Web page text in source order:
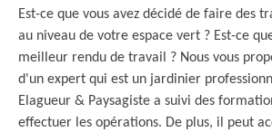
Est-ce que vous avez décidé de faire des
au niveau de votre espace vert ? Est-ce
meilleur rendu de travail ? Nous vous
d'un expert qui est un jardinier
Elagueur & Paysagiste a suivi des
effectuer les opérations. De plus, il peut